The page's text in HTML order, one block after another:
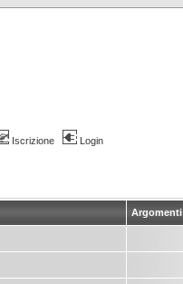
Iscrizione Login
Argomenti